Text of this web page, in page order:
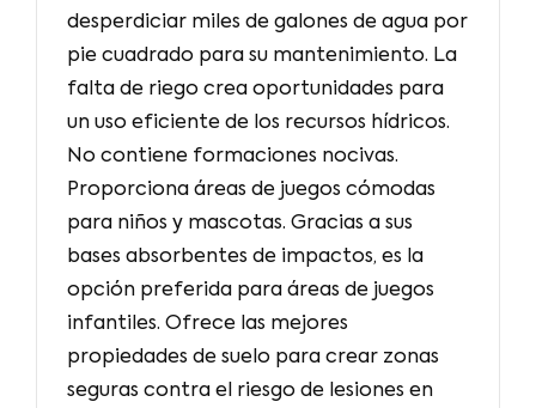
desperdiciar miles de galones de agua por
pie cuadrado para su mantenimiento. La
falta de riego crea oportunidades para
un uso eficiente de los recursos hídricos.
No contiene formaciones nocivas.
Proporciona áreas de juegos cómodas
para niños y mascotas. Gracias a sus
bases absorbentes de impactos, es la
opción preferida para áreas de juegos
infantiles. Ofrece las mejores
propiedades de suelo para crear zonas
seguras contra el riesgo de lesiones en